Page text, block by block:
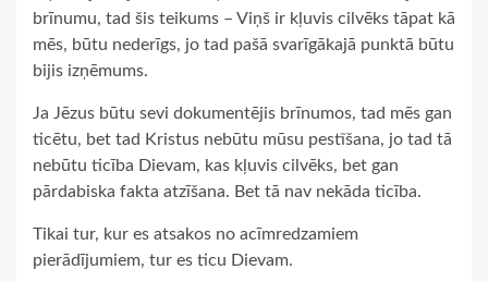
brīnumu, tad šis teikums – Viņš ir kļuvis cilvēks tāpat kā
mēs, būtu nederīgs, jo tad pašā svarīgākajā punktā būtu
bijis izņēmums.
Ja Jēzus būtu sevi dokumentējis brīnumos, tad mēs gan
ticētu, bet tad Kristus nebūtu mūsu pestīšana, jo tad tā
nebūtu ticība Dievam, kas kļuvis cilvēks, bet gan
pārdabiska fakta atzīšana. Bet tā nav nekāda ticība.
Tikai tur, kur es atsakos no acīmredzamiem
pierādījumiem, tur es ticu Dievam.